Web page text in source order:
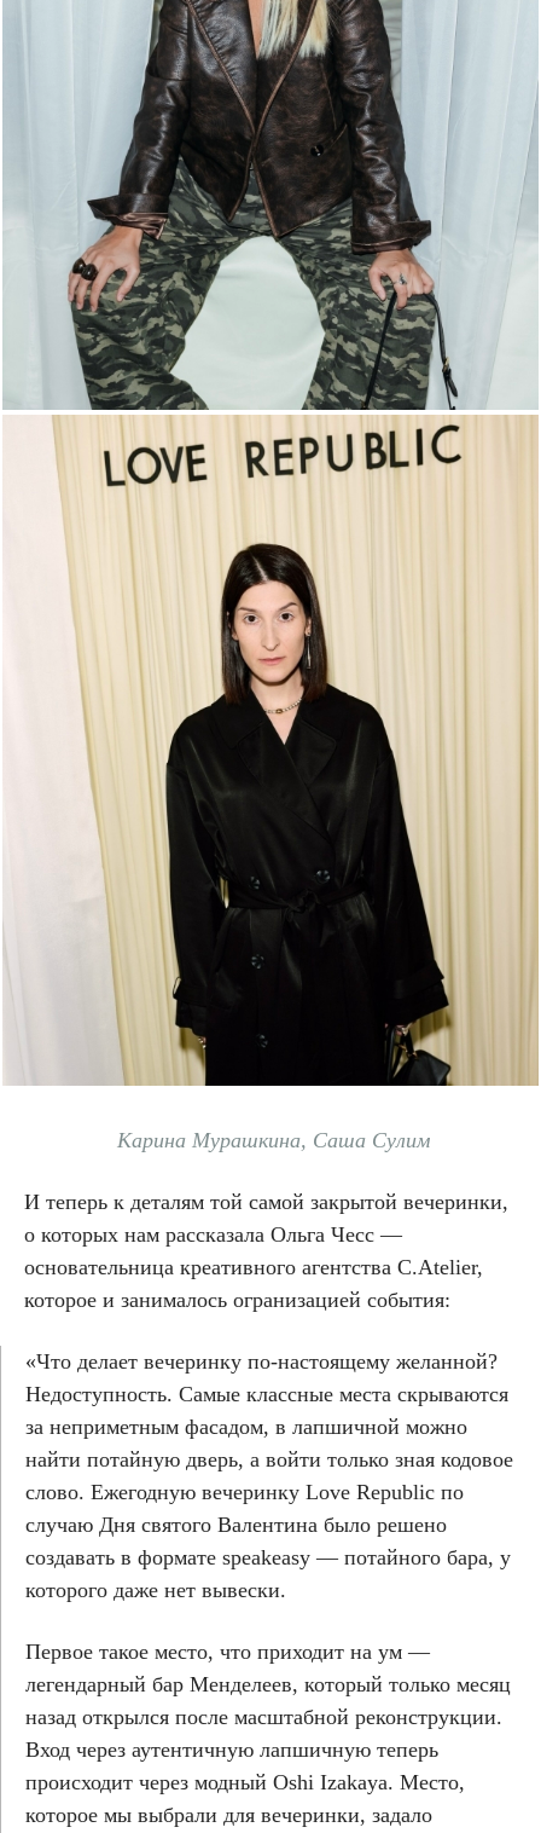
Карина Мурашкина, Саша Сулим
И теперь к деталям той самой закрытой вечеринки,
о которых нам рассказала Ольга Чесс —
основательница креативного агентства C.Atelier,
которое и занималось огранизацией события:
«Что делает вечеринку по-настоящему желанной?
Недоступность. Самые классные места скрываются
за неприметным фасадом, в лапшичной можно
найти потайную дверь, а войти только зная кодовое
слово. Ежегодную вечеринку Love Republic по
случаю Дня святого Валентина было решено
создавать в формате speakeasy — потайного бара, у
которого даже нет вывески.
Первое такое место, что приходит на ум —
легендарный бар Менделеев, который только месяц
назад открылся после масштабной реконструкции.
Вход через аутентичную лапшичную теперь
происходит через модный Oshi Izakaya. Место,
которое мы выбрали для вечеринки, задало